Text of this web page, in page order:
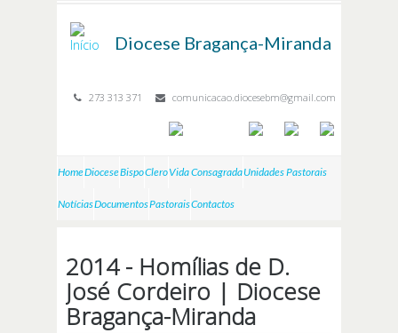
Diocese Bragança-Miranda
273 313 371 comunicacao.diocesebm@gmail.com
HomeDioceseBispoCleroVida ConsagradaUnidades Pastorais
NotíciasDocumentosPastoraisContactos
2014 - Homílias de D.
José Cordeiro | Diocese
Bragança-Miranda